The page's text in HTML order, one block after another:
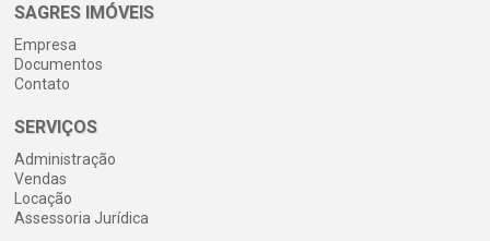
SAGRES IMÓVEIS
Empresa
Documentos
Contato
SERVIÇOS
Administração
Vendas
Locação
Assessoria Jurídica